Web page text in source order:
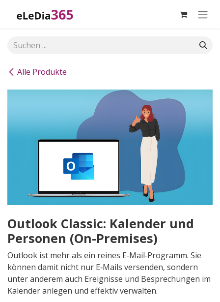
Alle Produkte
Outlook Classic: Kalender und
Personen (On-Premises)
Outlook ist mehr als ein reines E‑Mail‑Programm. Sie
können damit nicht nur E‑Mails versenden, sondern
unter anderem auch Ereignisse und Besprechungen im
Kalender anlegen und effektiv verwalten.